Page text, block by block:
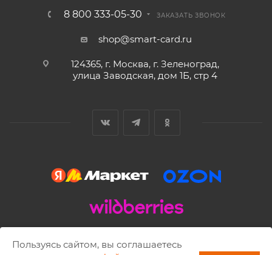
8 800 333-05-30 ЗАКАЗАТЬ ЗВОНОК
shop@smart-card.ru
124365, г. Москва, г. Зеленоград,
улица Заводская, дом 1Б, стр 4
2002 - 2026 © SMART-CARD.RU Все права защищены.
Пользуясь сайтом, вы соглашаетесь